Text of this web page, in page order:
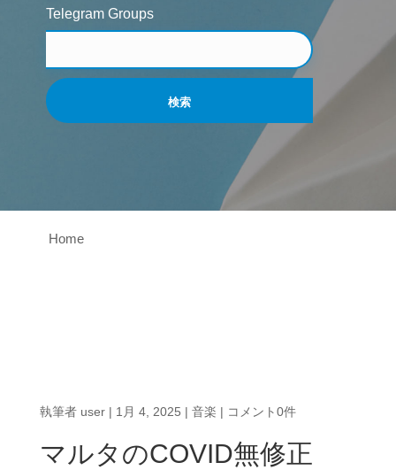
Telegram Groups
Home
執筆者 user| 1月 4, 2025 | 音楽 | コメント0件
マルタのCOVID無修正